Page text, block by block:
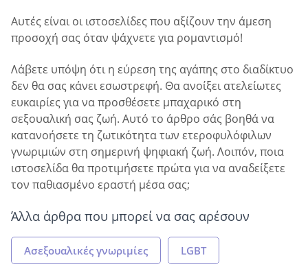
Αυτές είναι οι ιστοσελίδες που αξίζουν την άμεση
προσοχή σας όταν ψάχνετε για ρομαντισμό!
Λάβετε υπόψη ότι η εύρεση της αγάπης στο διαδίκτυο
δεν θα σας κάνει εσωστρεφή. Θα ανοίξει ατελείωτες
ευκαιρίες για να προσθέσετε μπαχαρικό στη
σεξουαλική σας ζωή. Αυτό το άρθρο σάς βοηθά να
κατανοήσετε τη ζωτικότητα των ετεροφυλόφιλων
γνωριμιών στη σημερινή ψηφιακή ζωή. Λοιπόν, ποια
ιστοσελίδα θα προτιμήσετε πρώτα για να αναδείξετε
τον παθιασμένο εραστή μέσα σας;
Άλλα άρθρα που μπορεί να σας αρέσουν
Ασεξουαλικές γνωριμίες LGBT